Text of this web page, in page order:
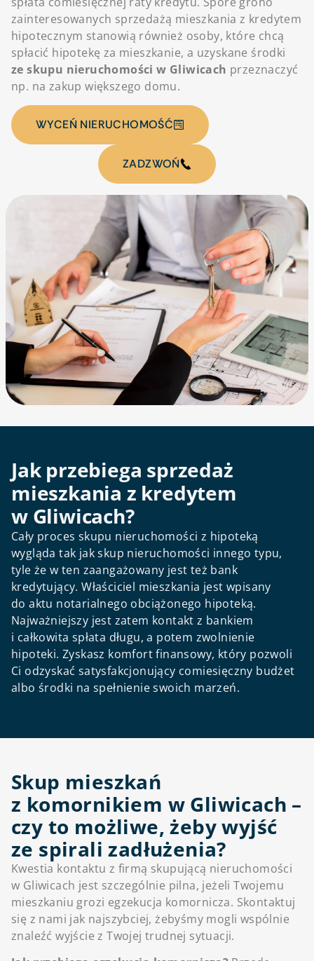
zainteresowanych sprzedażą mieszkania z kredytem
hipotecznym stanowią również osoby, które chcą
spłacić hipotekę za mieszkanie, a uzyskane środki
ze skupu nieruchomości w Gliwicach przeznaczyć
np. na zakup większego domu.
WYCEŃ NIERUCHOMOŚĆ
ZADZWOŃ
Cały proces skupu nieruchomości z hipoteką
wygląda tak jak skup nieruchomości innego typu,
tyle że w ten zaangażowany jest też bank
kredytujący. Właściciel mieszkania jest wpisany
do aktu notarialnego obciążonego hipoteką.
Najważniejszy jest zatem kontakt z bankiem
i całkowita spłata długu, a potem zwolnienie
hipoteki. Zyskasz komfort finansowy, który pozwoli
Ci odzyskać satysfakcjonujący comiesięczny budżet
albo środki na spełnienie swoich marzeń.
Jak przebiega sprzedaż
mieszkania z kredytem
w Gliwicach?
Skup mieszkań
z komornikiem w Gliwicach –
czy to możliwe, żeby wyjść
ze spirali zadłużenia?
Kwestia kontaktu z firmą skupującą nieruchomości
w Gliwicach jest szczególnie pilna, jeżeli Twojemu
mieszkaniu grozi egzekucja komornicza. Skontaktuj
się z nami jak najszybciej, żebyśmy mogli wspólnie
znaleźć wyjście z Twojej trudnej sytuacji.